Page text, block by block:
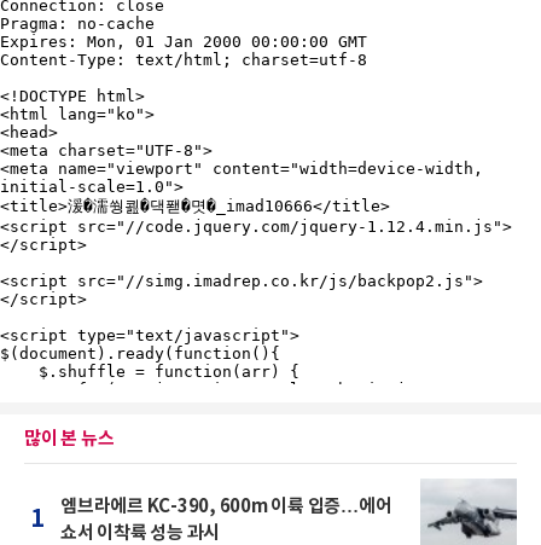
많이 본 뉴스
1
엠브라에르 KC-390, 600m 이륙 입증…에어
쇼서 이착륙 성능 과시